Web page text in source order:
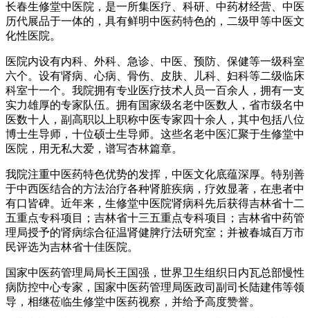
长春生修堂中医院，是一所集医疗、科研、中药材经营、中医
历代展品于一体的，具有鲜明中医药特色的，二级甲等中医文
化性医院。
医院内设有内科、外科、急诊、中医、预防、保健等一级科室
六个。设有肾病、心病、骨伤、皮肤、儿科、妇科等二级临床
科室十一个。我院拥有专业医疗技术人员一百余人，拥有一支
实力雄厚的专家队伍。拥有国家级名老中医数人，省市级名中
医数十人，副高职以上职称中医专家四十余人，其中包括八位
博士生导师，十位硕士生导师。这些名老中医汇聚于生修堂中
医院，用无私大爱，谱写杏林篇章。
我院注重中医药特色优势的发挥，中医文化底蕴深厚。特别善
于中西医结合的方法治疗各种肾脏疾病，疗效显著，在患者中
有口皆碑。近年来，生修堂中医院肾病科先后获得吉林省十二
五重点专科项目；吉林省十三五重点专科项目；吉林省中药管
理局授予的肾病综合征温肾健脾疗法研究室；并被春城百万市
民评选为吉林省十佳医院。
国家中医药管理局局长王国强，世界卫生组织日内瓦总部慢性
病防控中心专家，国家中医药管理局医政司副司长陆建伟等领
导，相继莅临生修堂中医药视察，并给予高度赞誉。